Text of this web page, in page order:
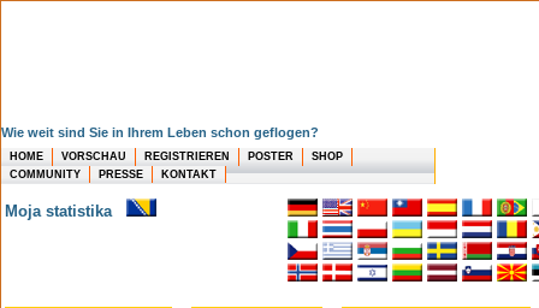
Wie weit sind Sie in Ihrem Leben schon geflogen?
HOME VORSCHAU REGISTRIEREN POSTER
SHOP
COMMUNITY
PRESSE KONTAKT
Moja statistika